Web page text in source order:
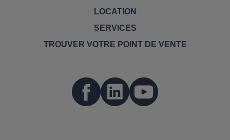
LOCATION
SERVICES
TROUVER VOTRE POINT DE VENTE